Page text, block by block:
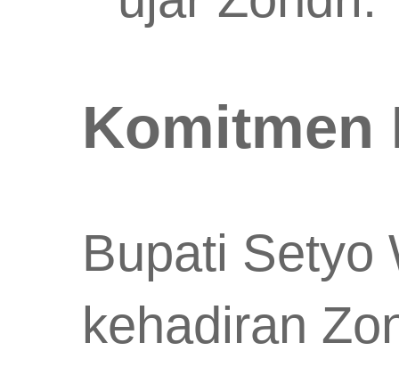
Komitmen
Bupati Setyo
kehadiran